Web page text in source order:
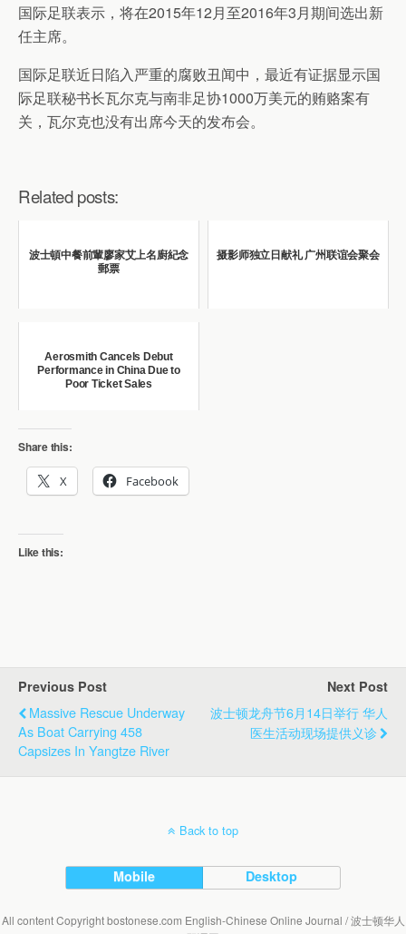
国际足联表示，将在2015年12月至2016年3月期间选出新
任主席。
国际足联近日陷入严重的腐败丑闻中，最近有证据显示国
际足联秘书长瓦尔克与南非足协1000万美元的贿赂案有
关，瓦尔克也没有出席今天的发布会。
Related posts:
波士頓中餐前輩廖家艾上名廚紀念
郵票
摄影师独立日献礼 广州联谊会聚会
Aerosmith Cancels Debut
Performance in China Due to
Poor Ticket Sales
Share this:
X Facebook
Like this:
Previous Post
Massive Rescue Underway
As Boat Carrying 458
Capsizes In Yangtze River
Next Post
波士顿龙舟节6月14日举行 华人
医生活动现场提供义诊
Back to top
Mobile Desktop
All content Copyright bostonese.com English-Chinese Online Journal / 波士顿华人